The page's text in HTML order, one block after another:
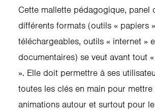
Cette mallette pédagogique, panel
différents formats (outils « papiers
téléchargeables, outils « internet »
documentaires) se veut avant tout
». Elle doit permettre à ses
toutes les clés en main pour
animations autour et surtout pour